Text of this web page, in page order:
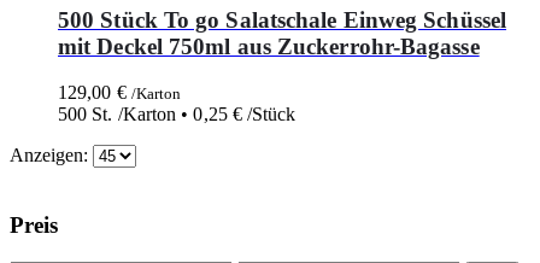
500 Stück To go Salatschale Einweg Schüssel
mit Deckel 750ml aus Zuckerrohr-Bagasse
129,00 € /Karton
500 St. /Karton • 0,25 € /Stück
Anzeigen:
Preis